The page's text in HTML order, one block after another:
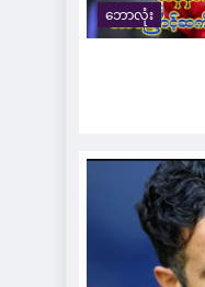
ဘောလုံး